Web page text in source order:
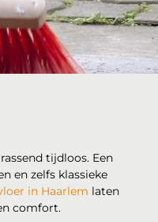
tijdloos. Een
en zelfs klassieke
in Haarlem laten
comfort.